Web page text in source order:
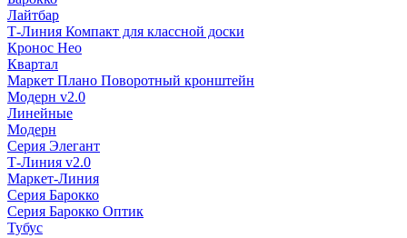
Лайтбар
Т-Линия Компакт для классной доски
Кронос Нео
Квартал
Маркет Плано Поворотный кронштейн
Модерн v2.0
Линейные
Модерн
Серия Элегант
Т-Линия v2.0
Маркет-Линия
Серия Барокко
Серия Барокко Оптик
Тубус